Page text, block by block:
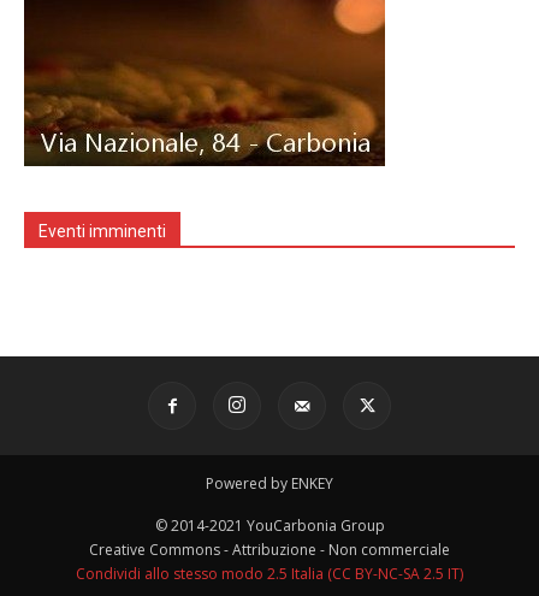
Eventi imminenti
Powered by ENKEY
© 2014-2021 YouCarbonia Group
Creative Commons - Attribuzione - Non commerciale
Condividi allo stesso modo 2.5 Italia (CC BY-NC-SA 2.5 IT)